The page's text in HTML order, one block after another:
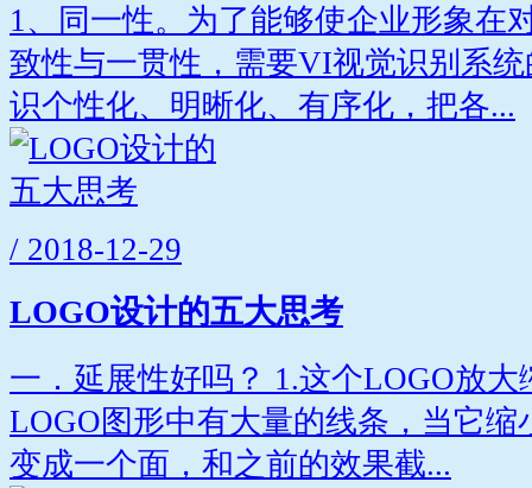
1、同一性。为了能够使企业形象在
致性与一贯性，需要VI视觉识别系
识个性化、明晰化、有序化，把各...
/ 2018-12-29
LOGO设计的五大思考
一．延展性好吗？ 1.这个LOGO放
LOGO图形中有大量的线条，当它
变成一个面，和之前的效果截...